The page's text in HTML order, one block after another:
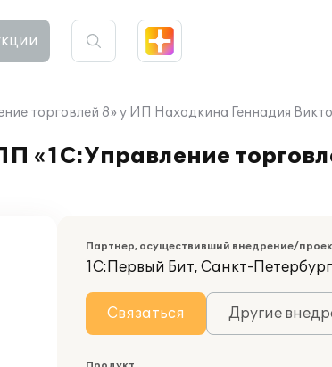
торговлей 8» у ИП Находкина Геннадия
«1С:Управление
Партнер, осуществивший внедрение/
1С:Первый Бит, Санкт-
Связаться Другие